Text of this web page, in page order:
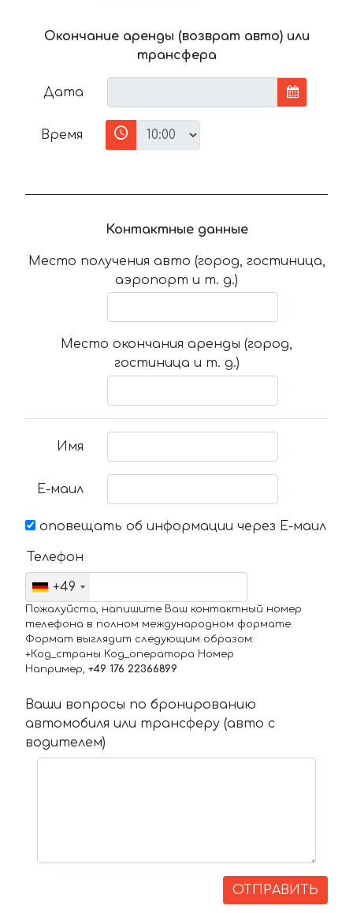
Окончание аренды (возврат авто) или
трансфера
Дата
Время
Контактные данные
Место получения авто (город, гостиница,
аэропорт и т. д.)
Место окончания аренды (город,
гостиница и т. д.)
Имя
Е-маил
оповещать об информации через Е-маил
Телефон
+49
Пожалуйста, напишите Ваш контактный номер
телефона в полном международном формате.
Формат выглядит следующим образом:
+Код_страны Код_оператора Номер
Например, +49 176 22366899
Ваши вопросы по бронированию
автомобиля или трансферу (авто с
водителем)
ОТПРАВИТЬ